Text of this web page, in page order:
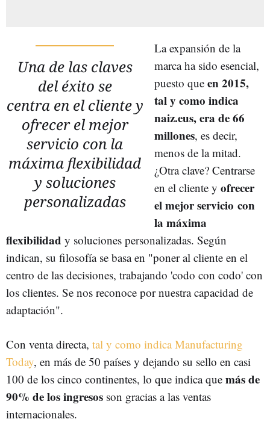
Una de las claves
del éxito se
centra en el cliente y
ofrecer el mejor
servicio con la
máxima flexibilidad
y soluciones
personalizadas
La expansión de la
marca ha sido esencial,
puesto que en 2015,
tal y como indica
naiz.eus, era de 66
millones, es decir,
menos de la mitad.
¿Otra clave? Centrarse
en el cliente y ofrecer
el mejor servicio con
la máxima
flexibilidad y soluciones personalizadas. Según
indican, su filosofía se basa en "poner al cliente en el
centro de las decisiones, trabajando 'codo con codo' con
los clientes. Se nos reconoce por nuestra capacidad de
adaptación".
Con venta directa, tal y como indica Manufacturing
Today, en más de 50 países y dejando su sello en casi
100 de los cinco continentes, lo que indica que más de
90% de los ingresos son gracias a las ventas
internacionales.